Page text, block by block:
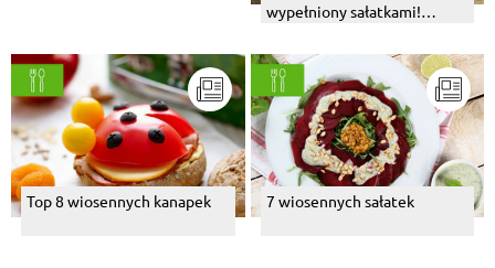
wypełniony sałatkami!
Top 8 wiosennych kanapek 7 wiosennych sałatek